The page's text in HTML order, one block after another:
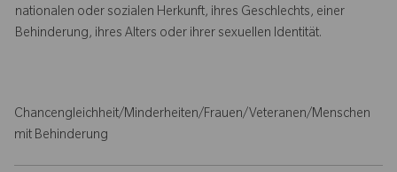
nationalen oder sozialen Herkunft, ihres Geschlechts, einer
Behinderung, ihres Alters oder ihrer sexuellen Identität.
Chancengleichheit/Minderheiten/Frauen/Veteranen/Menschen
mit Behinderung